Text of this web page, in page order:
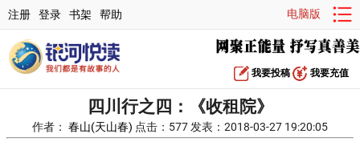
注册 登录 书架 帮助 电脑版
我要投稿 我要充值
四川行之四：《收租院》
作者： 春山(天山春) 点击：577 发表：2018-03-27 19:20:05